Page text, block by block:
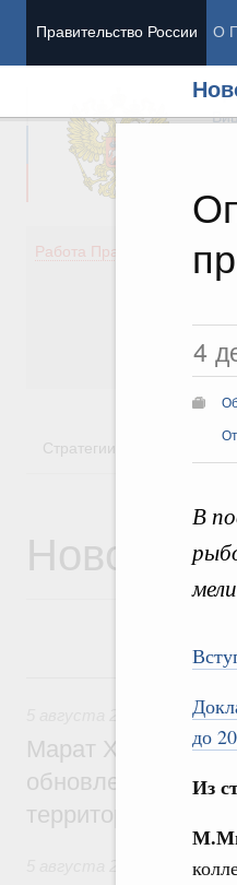
Правительство России О
4
В
до
Из
Работа Правительства
Стратегии
Новости
Жилищно-
Марат
обновлено в
территорий